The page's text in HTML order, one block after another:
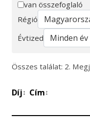
Keresés
van összefoglaló
Régió
Évtized
Összes találat: 2.
Díj↕ Cím↕